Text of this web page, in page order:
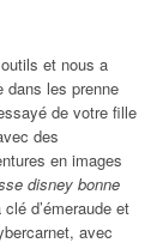
et nous a
dans les prenne
de votre fille
des
en images
disney bonne
d’émeraude et
avec